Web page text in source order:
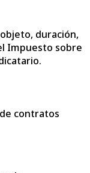
duración,
Impuesto sobre
contratos